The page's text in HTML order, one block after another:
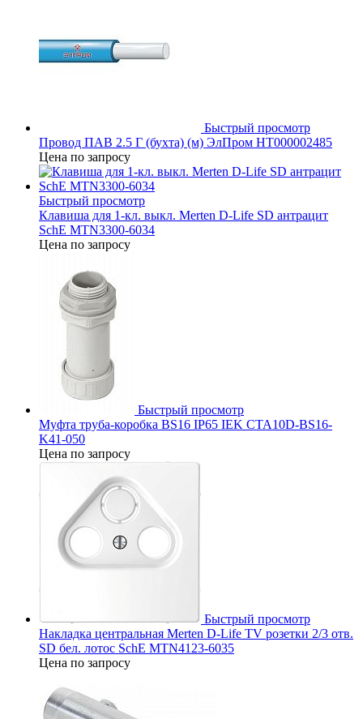
Быстрый просмотр
Провод ПАВ 2.5 Г (бухта) (м) ЭлПром НТ000002485
Цена по запросу
Быстрый просмотр
Клавиша для 1-кл. выкл. Merten D-Life SD антрацит
SchE MTN3300-6034
Цена по запросу
Быстрый просмотр
Муфта труба-коробка BS16 IP65 IEK CTA10D-BS16-
K41-050
Цена по запросу
Быстрый просмотр
Накладка центральная Merten D-Life TV розетки 2/3 отв.
SD бел. лотос SchE MTN4123-6035
Цена по запросу